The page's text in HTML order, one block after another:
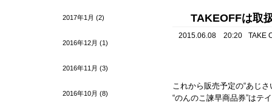
2017年1月 (2)
2016年12月 (1)
2016年11月 (3)
2016年10月 (8)
TAKEOFFは
2015.06.08 20:20 TAKE
これから販売予定の“あじさ
“のんのこ諫早商品券”はテ